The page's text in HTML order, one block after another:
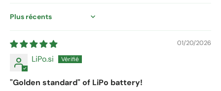
Sort by
01/20/2026
LiPo.si
"Golden standard" of LiPo battery!